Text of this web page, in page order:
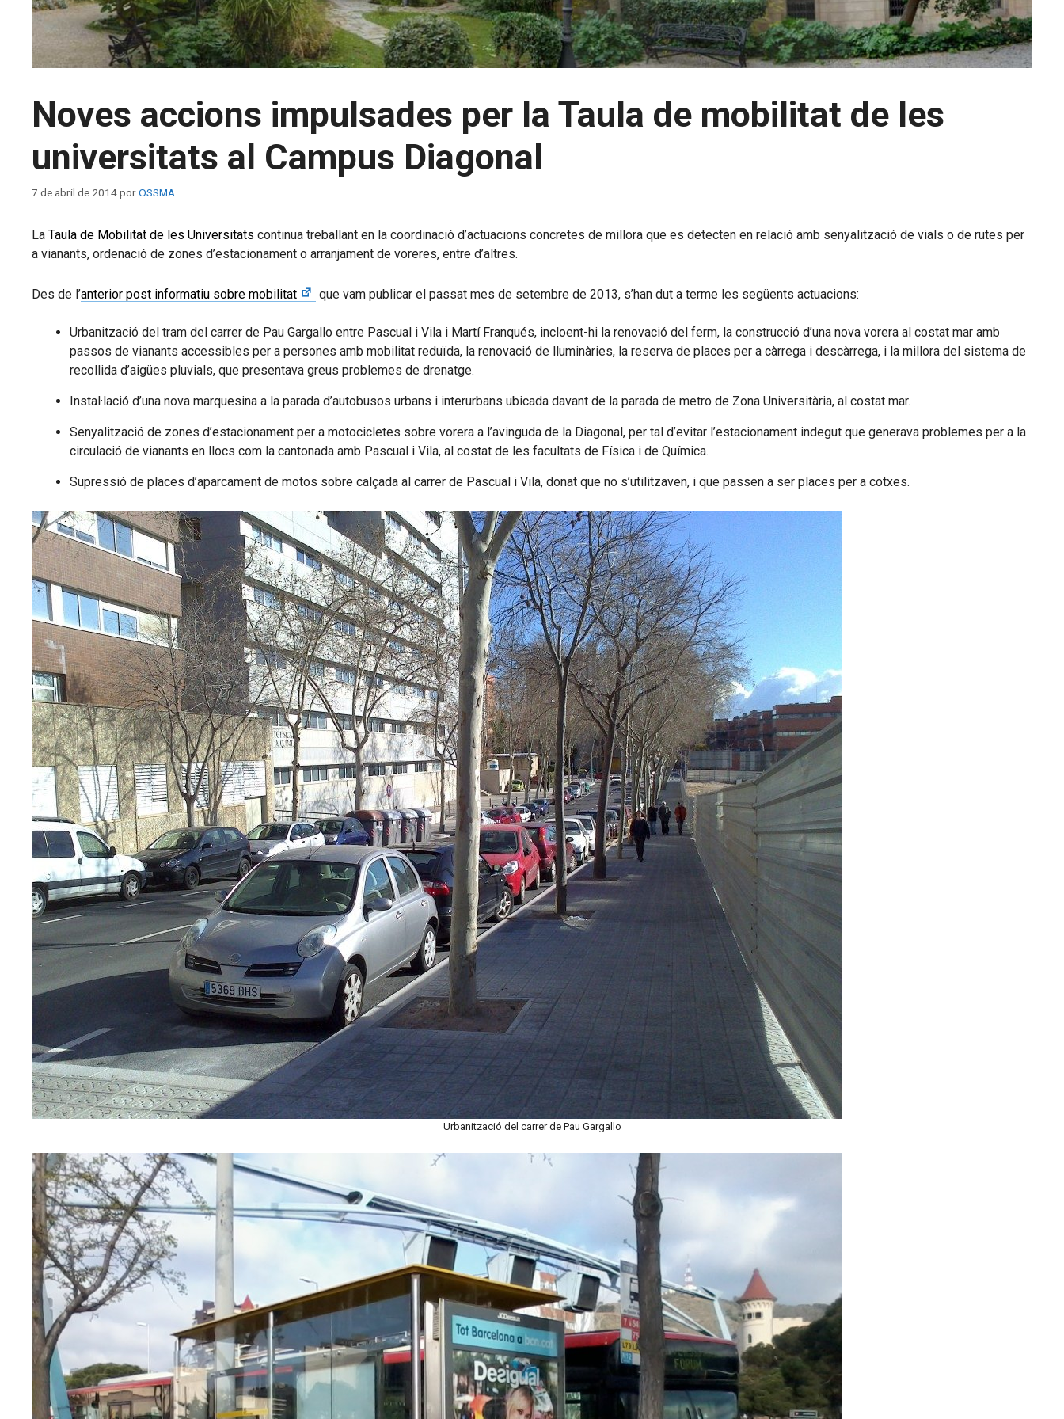
Noves accions impulsades per la Taula de mobilitat de les
universitats al Campus Diagonal
7 de abril de 2014porOSSMA
La Taula de Mobilitat de les Universitats continua treballant en la coordinació d’actuacions concretes de millora que es detecten en relació amb senyalització de vials o de rutes per
a vianants, ordenació de zones d’estacionament o arranjament de voreres, entre d’altres.
Des de l’anterior post informatiu sobre mobilitat que vam publicar el passat mes de setembre de 2013, s’han dut a terme les següents actuacions:
Urbanització del tram del carrer de Pau Gargallo entre Pascual i Vila i Martí Franqués, incloent-hi la renovació del ferm, la construcció d’una nova vorera al costat mar amb
passos de vianants accessibles per a persones amb mobilitat reduïda, la renovació de lluminàries, la reserva de places per a càrrega i descàrrega, i la millora del sistema de
recollida d’aigües pluvials, que presentava greus problemes de drenatge.
Instal·lació d’una nova marquesina a la parada d’autobusos urbans i interurbans ubicada davant de la parada de metro de Zona Universitària, al costat mar.
Senyalització de zones d’estacionament per a motocicletes sobre vorera a l’avinguda de la Diagonal, per tal d’evitar l’estacionament indegut que generava problemes per a la
circulació de vianants en llocs com la cantonada amb Pascual i Vila, al costat de les facultats de Física i de Química.
Supressió de places d’aparcament de motos sobre calçada al carrer de Pascual i Vila, donat que no s’utilitzaven, i que passen a ser places per a cotxes.
Urbanització del carrer de Pau Gargallo